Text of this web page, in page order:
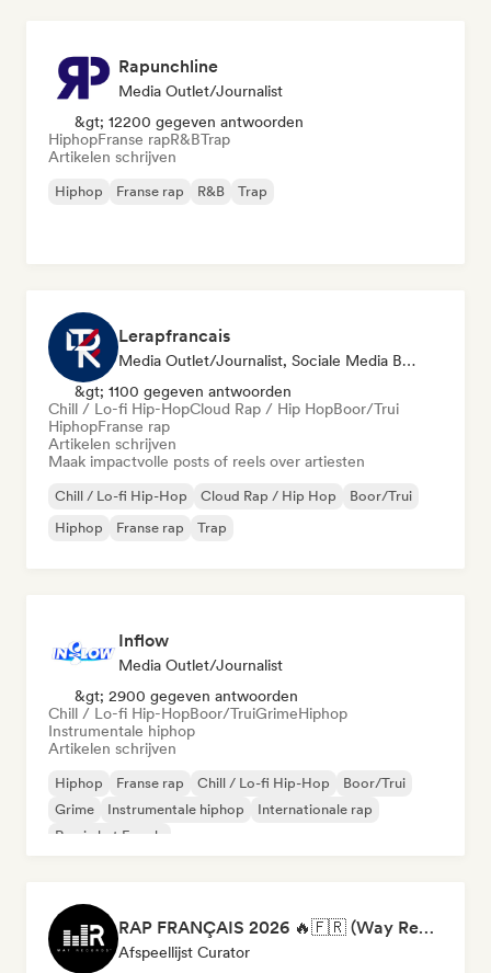
Rapunchline
Media Outlet/Journalist
&gt; 12200 gegeven antwoorden
HiphopFranse rapR&BTrap
Artikelen schrijven
Hiphop Franse rap R&B Trap
Lerapfrancais
Media Outlet/Journalist, Sociale Media Beïnvloeder
&gt; 1100 gegeven antwoorden
Chill / Lo-fi Hip-HopCloud Rap / Hip HopBoor/Trui
HiphopFranse rap
Artikelen schrijven
Maak impactvolle posts of reels over artiesten
Chill / Lo-fi Hip-Hop Cloud Rap / Hip Hop
Boor/Trui
Hiphop
Franse rap Trap
Inflow
Media Outlet/Journalist
&gt; 2900 gegeven antwoorden
Chill / Lo-fi Hip-HopBoor/TruiGrimeHiphop
Instrumentale hiphop
Artikelen schrijven
Hiphop Franse rap Chill / Lo-fi Hip-Hop
Boor/Trui
Grime
Instrumentale hiphop
Internationale rap
Rap in het Engels
RAP FRANÇAIS 2026 🔥🇫🇷 (Way Records)
Afspeellijst Curator